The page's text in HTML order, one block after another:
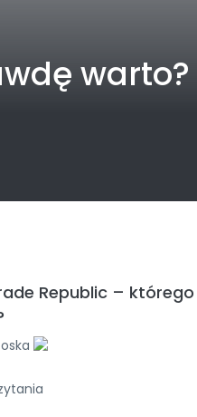
warto?
Republic – którego